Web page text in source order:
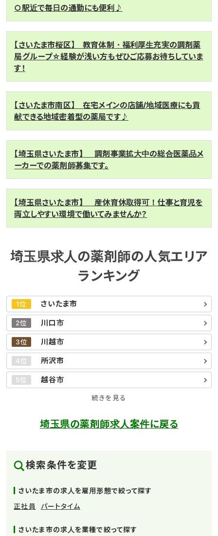
○駅近で毎日の通勤にも便利♪
【さいたま市桜区】 教育体制・福利厚生充実の調剤薬
局グループ☆経験が浅い方もぜひご応募お待ちしていま
す！
【さいたま市南区】 在宅メインの店舗/地域医療にも貢
献できる地域密着型の薬局です♪
【埼玉県さいたま市】 調剤事業拡大中の総合医薬品メ
ーカーでの薬剤師募集です。
【埼玉県さいたま市】 産休育休取得可！仕事と育児を
両立しやすい環境で働いてみませんか？
埼玉県求人の薬剤師の人気エリア
ランキング
1位 さいたま市
2位 川口市
3位 川越市
4位 所沢市
5位 越谷市
続きを見る
埼玉県の薬剤師求人案件に戻る
検索条件を変更
さいたま市の求人を雇用形態で絞って探す
正社員
パートタイム
さいたま市の求人を業種で絞って探す